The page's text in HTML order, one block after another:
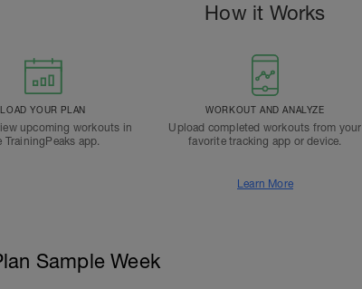
How it Works
LOAD YOUR PLAN
upcoming workouts in
TrainingPeaks app.
WORKOUT AND ANALYZE
Upload completed workouts from your
favorite tracking app or device.
Learn More
Sample Week